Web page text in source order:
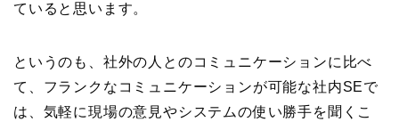
ていると思います。
というのも、社外の人とのコミュニケーションに比べ
て、フランクなコミュニケーションが可能な社内SEで
は、気軽に現場の意見やシステムの使い勝手を聞くこ